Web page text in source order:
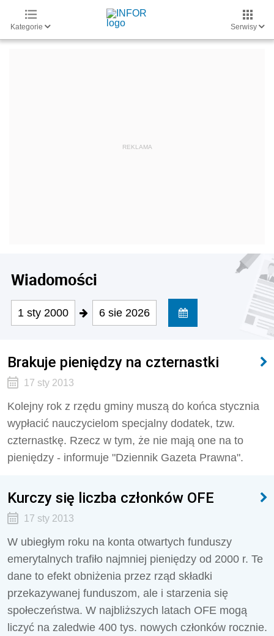
Kategorie Serwisy
Wiadomości
1 sty 2000 6 sie 2026
Brakuje pieniędzy na czternastki
17 sty 2013
Kolejny rok z rzędu gminy muszą do końca stycznia
wypłacić nauczycielom specjalny dodatek, tzw.
czternastkę. Rzecz w tym, że nie mają one na to
pieniędzy - informuje "Dziennik Gazeta Prawna".
Kurczy się liczba członków OFE
17 sty 2013
W ubiegłym roku na konta otwartych funduszy
emerytalnych trafiło najmniej pieniędzy od 2000 r. Te
dane to efekt obniżenia przez rząd składki
przekazywanej funduszom, ale i starzenia się
społeczeństwa. W najbliższych latach OFE mogą
liczyć na zaledwie 400 tys. nowych członków rocznie.